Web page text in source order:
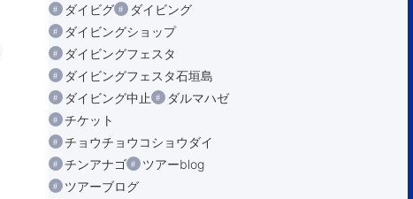
ダイビグ
ダイビング
ダイビングショップ
ダイビングフェスタ
ダイビングフェスタ石垣島
ダイビング中止
ダルマハゼ
チケット
チョウチョウコショウダイ
チンアナゴ
ツアーblog
ツアーブログ